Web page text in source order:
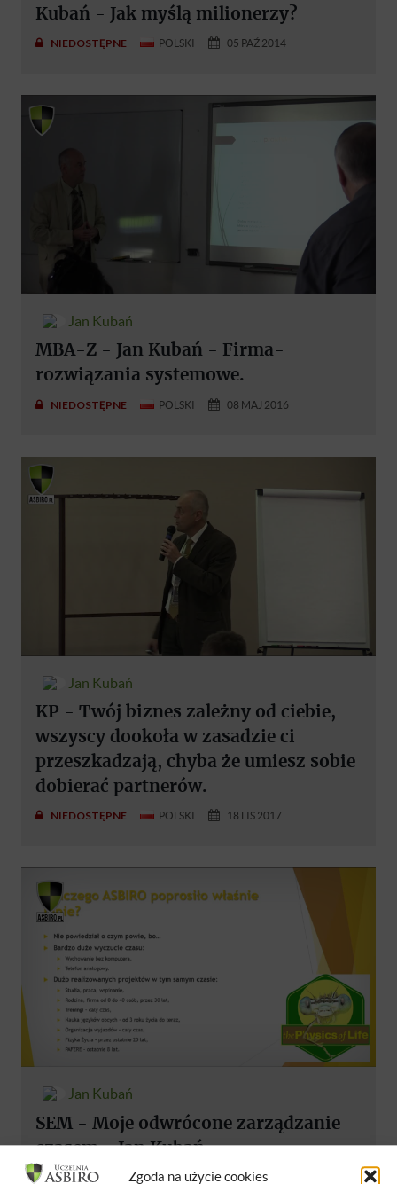
Zgoda na użycie cookies
Kubań - Jak myślą milionerzy?
NIEDOSTĘPNE POLSKI 05 PAŹ 2014
Jan Kubań
MBA-Z - Jan Kubań - Firma-
rozwiązania systemowe.
NIEDOSTĘPNE POLSKI 08 MAJ 2016
Jan Kubań
KP - Twój biznes zależny od ciebie,
wszyscy dookoła w zasadzie ci
przeszkadzają, chyba że umiesz sobie
dobierać partnerów.
NIEDOSTĘPNE POLSKI 18 LIS 2017
Jan Kubań
SEM - Moje odwrócone zarządzanie
czasem - Jan Kubań
NIEDOSTĘPNE POLSKI 01 MAR 2020